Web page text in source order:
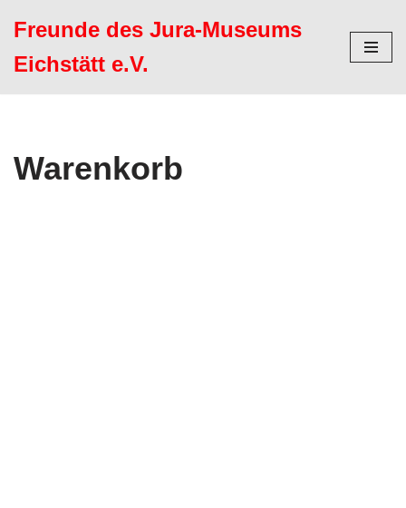
Inhalt
Freunde des Jura-Museums
Eichstätt e.V.
Warenkorb